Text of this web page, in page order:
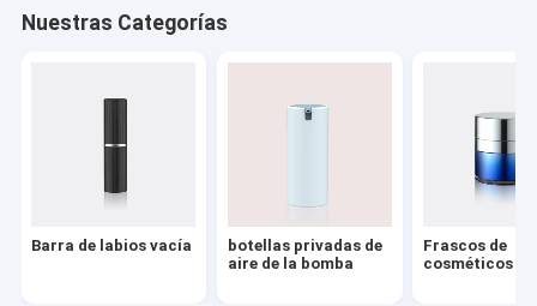
Bombas cosméticas del tratamiento
Botellas del cosmético del ANIMAL DOMÉSTICO
Bomba del jabón que hace espuma
Bomba del removedor del esmalte de uñas
Nuestras Categorías
Barra de labios vacía
botellas privadas de
aire de la bomba
Frascos de
cosméticos